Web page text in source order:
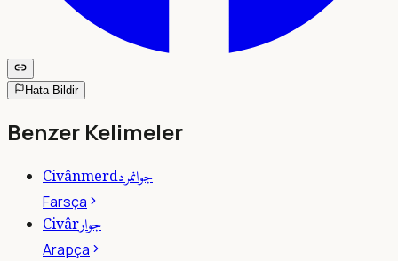
Hata Bildir
Benzer Kelimeler
Civânmerdجوانمرد
Farsça
Civârجوار
Arapça